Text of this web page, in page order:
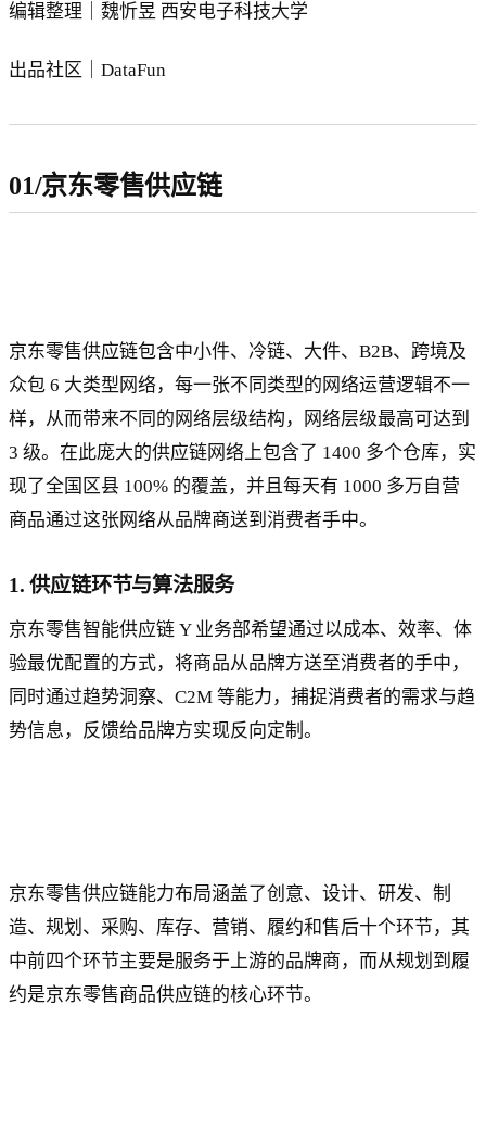
编辑整理｜魏忻昱 西安电子科技大学
出品社区｜DataFun
01/京东零售供应链
京东零售供应链包含中小件、冷链、大件、B2B、跨境及
众包 6 大类型网络，每一张不同类型的网络运营逻辑不一
样，从而带来不同的网络层级结构，网络层级最高可达到
3 级。在此庞大的供应链网络上包含了 1400 多个仓库，实
现了全国区县 100% 的覆盖，并且每天有 1000 多万自营
商品通过这张网络从品牌商送到消费者手中。
1. 供应链环节与算法服务
京东零售智能供应链 Y 业务部希望通过以成本、效率、体
验最优配置的方式，将商品从品牌方送至消费者的手中，
同时通过趋势洞察、C2M 等能力，捕捉消费者的需求与趋
势信息，反馈给品牌方实现反向定制。
京东零售供应链能力布局涵盖了创意、设计、研发、制
造、规划、采购、库存、营销、履约和售后十个环节，其
中前四个环节主要是服务于上游的品牌商，而从规划到履
约是京东零售商品供应链的核心环节。